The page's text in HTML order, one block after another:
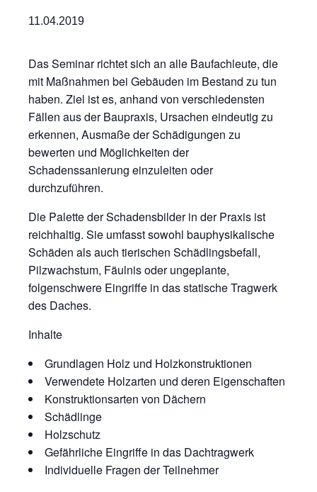
11.04.2019
Das Seminar richtet sich an alle Baufachleute, die
mit Maßnahmen bei Gebäuden im Bestand zu tun
haben. Ziel ist es, anhand von verschiedensten
Fällen aus der Baupraxis, Ursachen eindeutig zu
erkennen, Ausmaße der Schädigungen zu
bewerten und Möglichkeiten der
Schadenssanierung einzuleiten oder
durchzuführen.
Die Palette der Schadensbilder in der Praxis ist
reichhaltig. Sie umfasst sowohl bauphysikalische
Schäden als auch tierischen Schädlingsbefall,
Pilzwachstum, Fäulnis oder ungeplante,
folgenschwere Eingriffe in das statische Tragwerk
des Daches.
Inhalte
Grundlagen Holz und Holzkonstruktionen
Verwendete Holzarten und deren Eigenschaften
Konstruktionsarten von Dächern
Schädlinge
Holzschutz
Gefährliche Eingriffe in das Dachtragwerk
Individuelle Fragen der Teilnehmer